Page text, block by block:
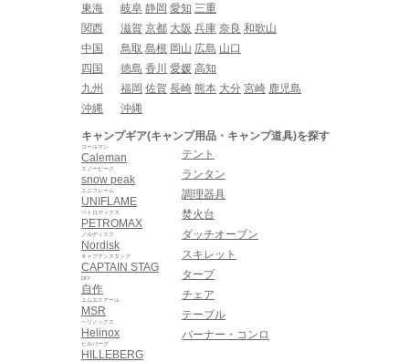
東海
岐阜 静岡 愛知 三重
関西
滋賀 京都 大阪 兵庫 奈良 和歌山
中国
鳥取 島根 岡山 広島 山口
四国
徳島 香川 愛媛 高知
九州
福岡 佐賀 長崎 熊本 大分 宮崎 鹿児島
沖縄
沖縄
キャンプギア(キャンプ用品・キャンプ道具)を探す
Caleman
コールマン
snow peak
スノーピーク
UNIFLAME
ユニフレーム
PETROMAX
ペトロマックス
Nordisk
ノルディスク
CAPTAIN STAG
キャプテンスタッグ
自作
DIY
MSR
エムエスアール
Helinox
ヘリノックス
HILLEBERG
ヒルバーグ
テント
ランタン
調理器具
焚火台
ダッチオーブン
スキレット
タープ
チェア
テーブル
バーナー・コンロ